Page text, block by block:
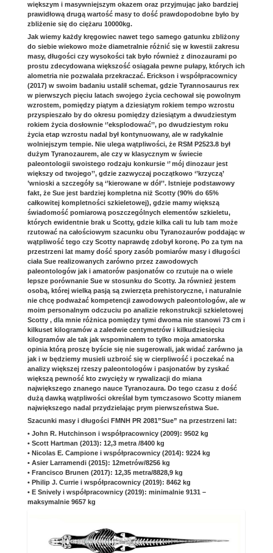
większym i masywniejszym okazem oraz przyjmując jako bardziej
prawidłową drugą wartość masy to dość prawdopodobne było by
zbliżenie się do ciężaru 10000kg.
Jak wiemy każdy kręgowiec nawet tego samego gatunku zbliżony
do siebie wiekowo może diametralnie różnić się w kwestii zakresu
masy, długości czy wysokości tak było również z dinozaurami po
prostu zdecydowana większość osiągała pewne pułapy, których ich
alometria nie pozwalała przekraczać. Erickson i współpracownicy
(2017) w swoim badaniu ustalił schemat, gdzie Tyrannosaurus rex
w pierwszych pięciu latach swojego życia cechował się powolnym
wzrostem, pomiędzy piątym a dziesiątym rokiem tempo wzrostu
przyspieszało by do okresu pomiędzy dziesiątym a dwudziestym
rokiem życia dosłownie ‘’eksplodować’’, po dwudziestym roku
życia etap wzrostu nadal był kontynuowany, ale w radykalnie
wolniejszym tempie. Nie ulega wątpliwości, że RSM P2523.8 był
dużym Tyranozaurem, ale czy w klasycznym w świecie
paleontologii swoistego rodzaju konkursie ‘’ mój dinozaur jest
większy od twojego’’, gdzie zazwyczaj początkowo ‘’krzyczą’
’wnioski a szczegóły są ‘’kierowane w dół’’. Istnieje podstawowy
fakt, że Sue jest bardziej kompletna niż Scotty (90% do 65%
całkowitej kompletności szkieletowej), gdzie mamy większą
świadomość pomiarową poszczególnych elementów szkieletu,
których ewidentnie brak u Scotty, gdzie kilka cali tu lub tam może
rzutować na całościowym szacunku obu Tyranozaurów poddając w
wątpliwość tego czy Scotty naprawdę zdobył koronę. Po za tym na
przestrzeni lat mamy dość spory zasób pomiarów masy i długości
ciała Sue realizowanych zarówno przez zawodowych
paleontologów jak i amatorów pasjonatów co rzutuje na o wiele
lepsze porównanie Sue w stosunku do Scotty. Ja również jestem
osobą, której wielką pasją są zwierzęta prehistoryczne, i naturalnie
nie chcę podważać kompetencji zawodowych paleontologów, ale w
moim personalnym odczuciu po analizie rekonstrukcji szkieletowej
Scotty , dla mnie różnica pomiędzy tymi dwoma nie stanowi 73 cm i
kilkuset kilogramów a zaledwie centymetrów i kilkudziesięciu
kilogramów ale tak jak wspominałem to tylko moja amatorska
opinia którą proszę byście się nie sugerowali, jak widać zarówno ja
jak i w będziemy musieli uzbroić się w cierpliwość i poczekać na
analizy większej rzeszy paleontologów i pasjonatów by zyskać
większą pewność kto zwycięży w rywalizacji do miana
największego znanego nauce Tyranozaura. Do tego czasu z dość
dużą dawką wątpliwości określał bym tymczasowo Scotty mianem
największego nadal przydzielając prym pierwszeństwa Sue.
Szacunki masy i długości FMNH PR 2081”Sue” na przestrzeni lat:
• John R. Hutchinson i współpracownicy (2009): 9502 kg
• Scott Hartman (2013): 12,3 metra /8400 kg
• Nicolas E. Campione i współpracownicy (2014): 9224 kg
• Asier Larramendi (2015): 12metrów/8256 kg
• Francisco Brunen (2017): 12,35 metra/8828,9 kg
• Philip J. Currie i współpracownicy (2019): 8462 kg
• E Snively i współpracownicy (2019): minimalnie 9131 –
maksymalnie 9657 kg